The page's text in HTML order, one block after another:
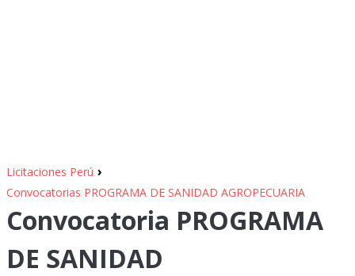
Licitaciones Perú ›
Convocatorias PROGRAMA DE SANIDAD AGROPECUARIA
Convocatoria PROGRAMA
DE SANIDAD